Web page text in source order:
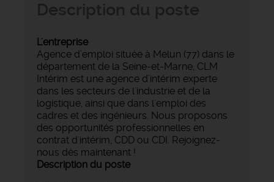
L'entreprise
Agence d’emploi située à Melun (77) dans le
département de la Seine-et-Marne, CLM
Intérim est une agence d’intérim experte
dans les secteurs de l'industrie et de la
logistique, ainsi que dans l'emploi des
cadres et des ingénieurs. Nous proposons
des opportunités professionnelles en
contrat d'intérim, CDD ou CDI. Rejoignez-
nous dès maintenant !
Description du poste